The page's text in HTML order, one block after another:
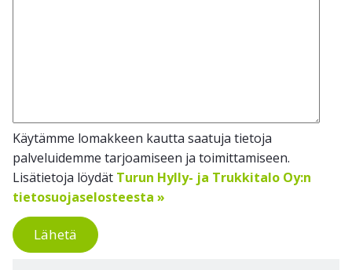
Käytämme lomakkeen kautta saatuja tietoja
palveluidemme tarjoamiseen ja toimittamiseen.
Lisätietoja löydät Turun Hylly- ja Trukkitalo Oy:n
tietosuojaselosteesta »
Lähetä